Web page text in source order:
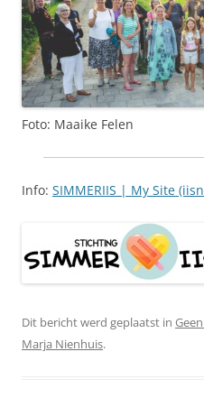
Foto: Maaike Felen
Info: SIMMERIIS | My Site
Dit bericht werd geplaatst in
Marja Nienhuis.